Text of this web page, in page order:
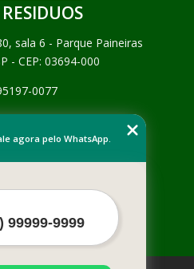
sala 6 - Parque Paineiras
- CEP: 03694-000
0077
Serviços
agora pelo WhatsApp.